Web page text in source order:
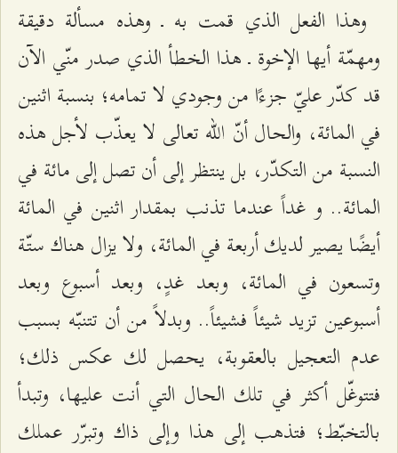
وهذا الفعل الذي قمت به ـ وهذه مسألة دقيقة
ومهمّة أيها الإخوة ـ هذا الخطأ الذي صدر منّي الآن
قد كدّر عليّ جزءًا من وجودي لا تمامه؛ بنسبة اثنين
في المائة، والحال أنّ الله تعالى لا يعذّب لأجل هذه
النسبة من التكدّر، بل ينتظر إلى أن تصل إلى مائة في
المائة.. و غداً عندما تذنب بمقدار اثنين في المائة
أيضًا يصير لديك أربعة في المائة، ولا يزال هناك ستّة
وتسعون في المائة، وبعد غدٍ، وبعد أسبوع وبعد
أسبوعين تزيد شيئاً فشيئاً.. وبدلاً من أن تتنبّه بسبب
عدم التعجيل بالعقوبة، يحصل لك عكس ذلك؛
فتتوغّل أكثر في تلك الحال التي أنت عليها، وتبدأ
بالتخبّط؛ فتذهب إلى هذا وإلى ذاك وتبرّر عملك